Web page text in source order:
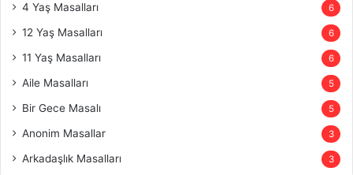
4 Yaş Masalları 6
12 Yaş Masalları 6
11 Yaş Masalları 6
Aile Masalları 5
Bir Gece Masalı 5
Anonim Masallar 3
Arkadaşlık Masalları 3